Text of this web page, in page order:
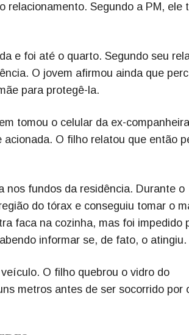
relacionamento. Segundo a PM, ele
e foi até o quarto. Segundo seu
O jovem afirmou ainda que
para protegê-la.
tomou o celular da ex-
O filho relatou que então
nos fundos da residência. Durante o
do tórax e conseguiu tomar o
faca na cozinha, mas foi impedido
informar se, de fato, o atingiu.
O filho quebrou o vidro do
metros antes de ser socorrido por